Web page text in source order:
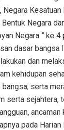
Negara Kesatuan
Negara
Negara ” ke
dasar bangsa
dan
kehidupan
serta
serta sejahtera,
ancaman
pada